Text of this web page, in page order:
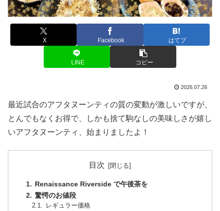
X Facebook はてブ
LINE コピー
2026.07.26
最近試合のアフタヌーンティの質の変動が激しいですが、
とんでもなくお得で、しかも捨て駒なしの美味しさが嬉し
いアフタヌーンティ、始まりましたよ！
目次
Renaissance Riverside で午後茶を
驚愕のお値段
レギュラー価格